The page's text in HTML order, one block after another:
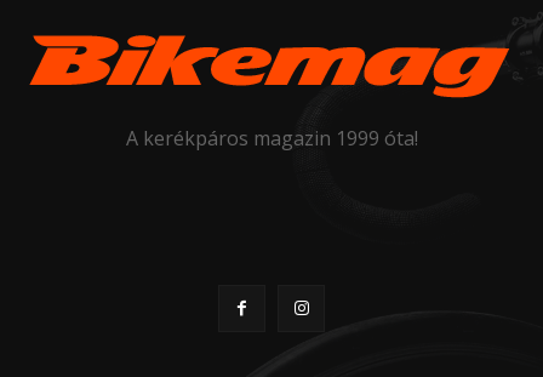
A kerékpáros magazin 1999 óta!